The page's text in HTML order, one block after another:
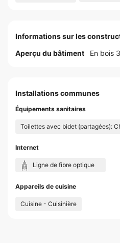
Informations sur les
Aperçu du bâtiment
En bois
Installations communes
Équipements sanitaires
Toilettes avec bidet (partagées):
Internet
Ligne de fibre optique
Appareils de cuisine
Cuisine - Cuisinière